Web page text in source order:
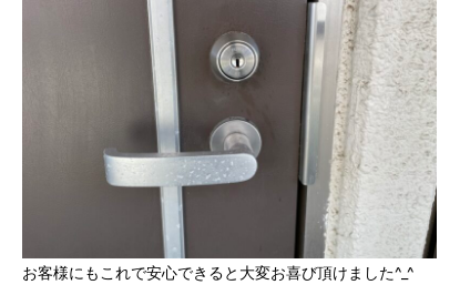
お客様にもこれで安心できると大変お喜び頂けました^_^